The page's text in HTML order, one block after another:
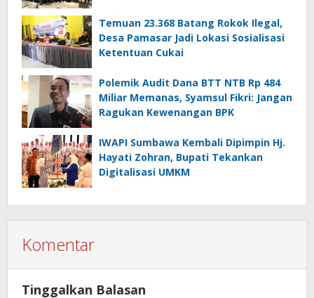
Temuan 23.368 Batang Rokok Ilegal,
Desa Pamasar Jadi Lokasi Sosialisasi
Ketentuan Cukai
Polemik Audit Dana BTT NTB Rp 484
Miliar Memanas, Syamsul Fikri: Jangan
Ragukan Kewenangan BPK
IWAPI Sumbawa Kembali Dipimpin Hj.
Hayati Zohran, Bupati Tekankan
Digitalisasi UMKM
Komentar
Tinggalkan Balasan